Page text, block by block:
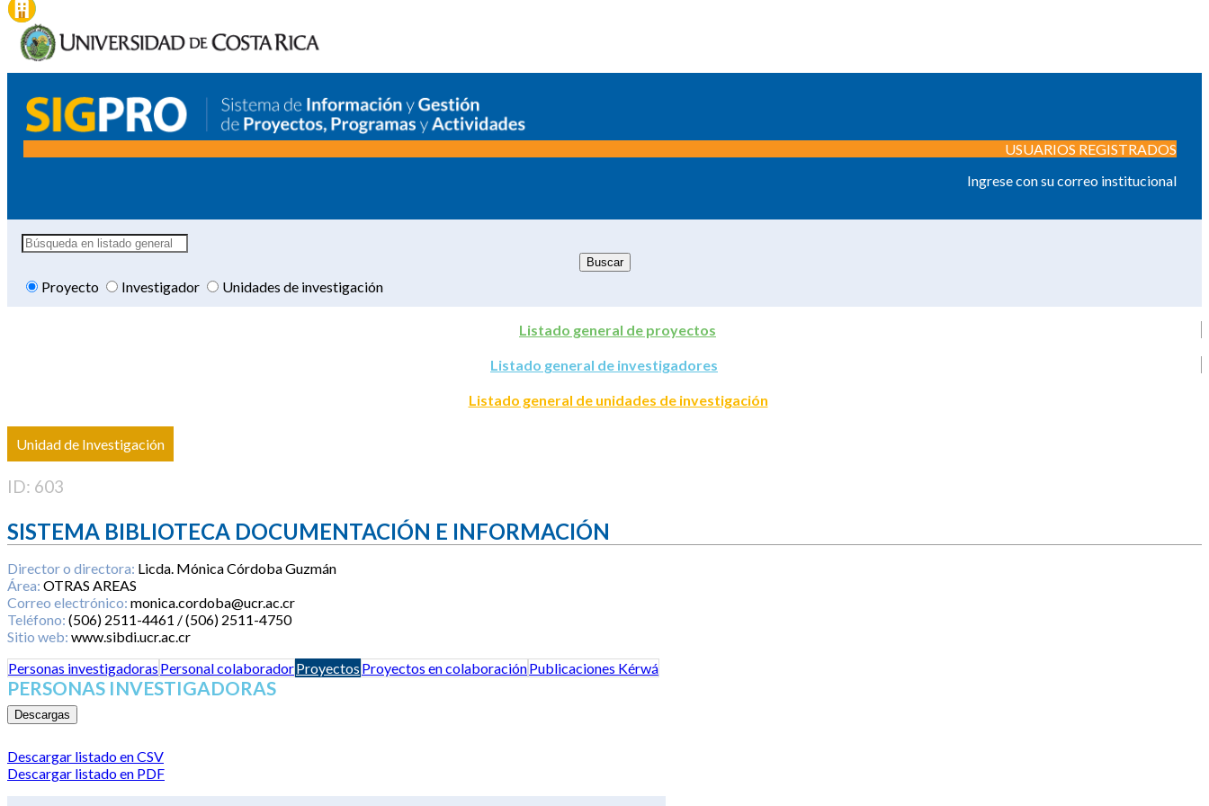
USUARIOS REGISTRADOS
Ingrese con su correo institucional
Proyecto Investigador Unidades de investigación
Listado general de proyectos
Listado general de investigadores
Listado general de unidades de investigación
Unidad de Investigación
ID: 603
SISTEMA BIBLIOTECA DOCUMENTACIÓN E INFORMACIÓN
Director o directora: Licda. Mónica Córdoba Guzmán
Área: OTRAS AREAS
Correo electrónico: monica.cordoba@ucr.ac.cr
Teléfono: (506) 2511-4461 / (506) 2511-4750
Sitio web: www.sibdi.ucr.ac.cr
Personas investigadoras Personal colaboradorProyectos Proyectos en colaboraciónPublicaciones Kérwá
PERSONAS INVESTIGADORAS
Descargas
Descargar listado en CSV
Descargar listado en PDF